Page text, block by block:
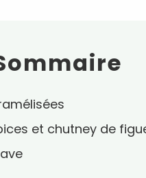
et chutney de